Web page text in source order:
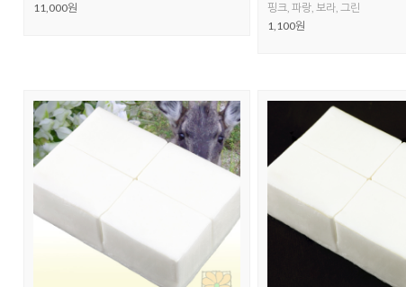
11,000원
핑크, 파랑, 보라, 그린
1,100원